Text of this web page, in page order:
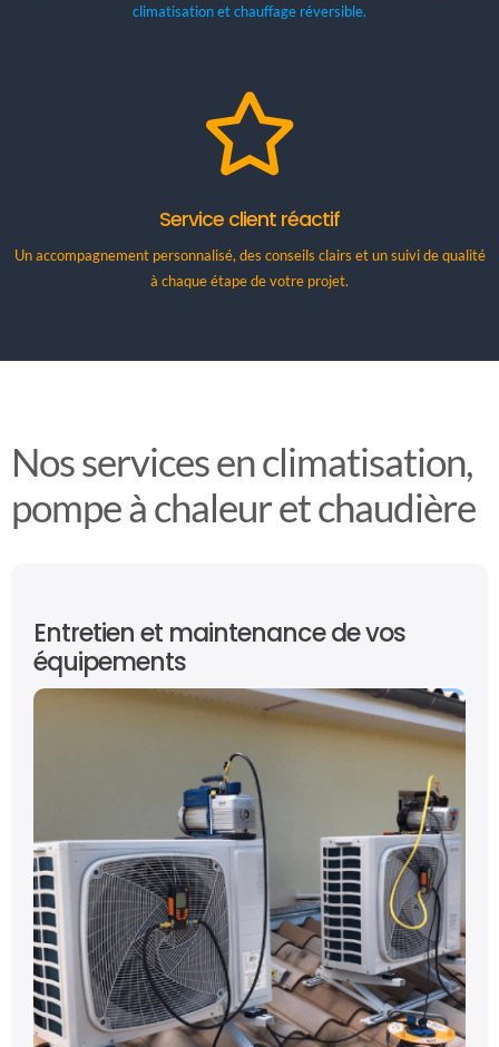
climatisation et chauffage réversible.
Service client réactif
Un accompagnement personnalisé, des conseils clairs et un suivi de qualité
à chaque étape de votre projet.
Nos services en climatisation,
pompe à chaleur et chaudière
Entretien et maintenance de vos
équipements